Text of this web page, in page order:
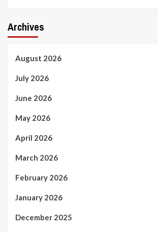
Archives
August 2026
July 2026
June 2026
May 2026
April 2026
March 2026
February 2026
January 2026
December 2025